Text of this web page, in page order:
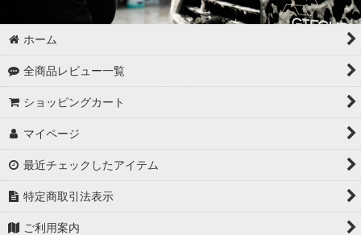
ホーム
全商品レビュー一覧
ショッピングカート
マイページ
最近チェックしたアイテム
特定商取引法表示
ご利用案内